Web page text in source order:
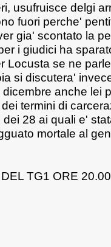
usufruisce delgi
fuori perche'
gia' scontato la
i giudici ha
Locusta se ne
si discutera'
anche lei
termini di
28 ai quali e'
mortale al
TG1 ORE 20.00